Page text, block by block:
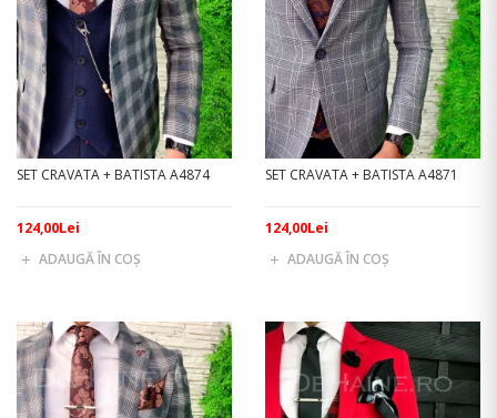
SET CRAVATA + BATISTA A4874
124,00Lei
ADAUGĂ ÎN COŞ
SET CRAVATA + BATISTA A4871
124,00Lei
ADAUGĂ ÎN COŞ